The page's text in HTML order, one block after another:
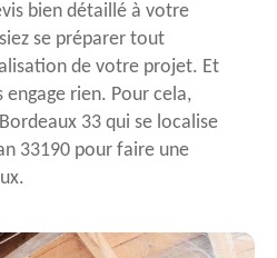
bien détaillé à votre
se préparer tout
de votre projet. Et
rien. Pour cela,
33 qui se localise
33190 pour faire une